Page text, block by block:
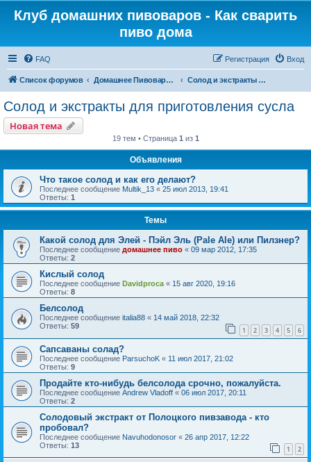
Клуб домашних пивоваров - Как cварить
пиво дома
FAQ Вход
Регистрация
Список форумов Домашнее Пивоварение - Минск Беларусь Солод и экстракты для приготовления сусла
Солод и экстракты для приготовления сусла
Новая тема
19 тем • Страница 1 из 1
Объявления
Что такое солод и как его делают?
Последнее сообщение Multik_13 « 25 июл 2013, 19:41
Ответы: 1
Темы
Какой солод для Элей - Пэйл Эль (Pale Ale) или Пилзнер?
Последнее сообщение домашнее пиво « 09 мар 2012, 17:35
Ответы: 2
Кислый солод
Последнее сообщение Davidproca « 15 авг 2020, 19:16
Ответы: 8
Белсолод
Последнее сообщение italia88 « 14 май 2018, 22:32
Ответы: 59 1 2 3 4 5 6
Сапсаваны солад?
Последнее сообщение ParsuchoK « 11 июл 2017, 21:02
Ответы: 9
Продайте кто-нибудь белсолода срочно, пожалуйста.
Последнее сообщение Andrew Vladoff « 06 июл 2017, 20:11
Ответы: 2
Солодовый экстракт от Полоцкого пивзавода - кто
пробовал?
Последнее сообщение Navuhodonosor « 26 апр 2017, 12:22
Ответы: 13 1 2